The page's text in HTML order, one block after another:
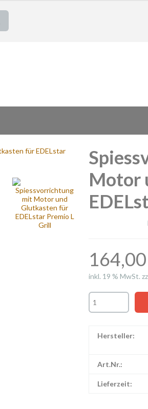
Motor
inkl. 19 % MwSt.
Hersteller:
Art.Nr.:
Lieferzeit: